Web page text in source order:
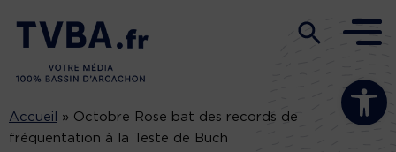
Ouvrir la
Accueil » Octobre Rose bat des records de
fréquentation à la Teste de Buch